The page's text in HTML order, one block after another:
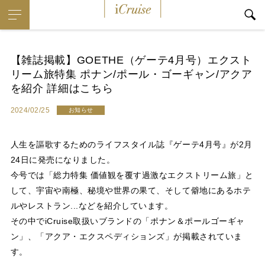
【雑誌掲載】GOETHE（ゲーテ4月号）エクスト
リーム旅特集 ポナン/ポール・ゴーギャン/アクア
を紹介 詳細はこちら
2024/02/25 お知らせ
人生を謳歌するためのライフスタイル誌『ゲーテ4月号』が2月
24日に発売になりました。
今号では「総力特集 価値観を覆す過激なエクストリーム旅」と
して、宇宙や南極、秘境や世界の果て、そして僻地にあるホテ
ルやレストラン...などを紹介しています。
その中でiCruise取扱いブランドの「ポナン＆ポールゴーギャ
ン」、「アクア・エクスペディションズ」が掲載されていま
す。